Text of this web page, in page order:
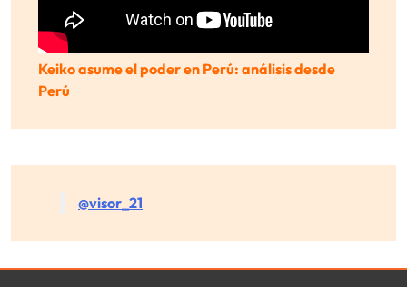
Keiko asume el poder en Perú: análisis desde
Perú
@visor_21